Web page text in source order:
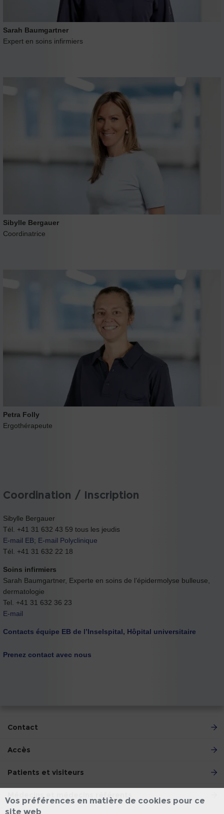
Sarah Baumgartner
Expert en soins infirmiers
Sibylle Bergauer
Coordinatrice
Petra Folly
Ergothérapeute
Coordination / Inscription
Sibylle Bergauer
Tél. +41 31 632 43 59 tous les jeudis
E-mail EB; E-mail Polyclinique
Tél. +41 31 632 22 18
Soins infirmiers
Sarah Baumgartner, Experte en soins de l’épidermolyse bulleuse,
dermatologie
Tel. +41 31 632 36 23
E-mail
Contacts équipe EB de l’Inselspital, Hôpital universitaire
Prenez contact avec nous
Contact
Accès
Patients et visiteurs
Médecins et médecins référents
Vos préférences en matière de cookies pour ce
site web